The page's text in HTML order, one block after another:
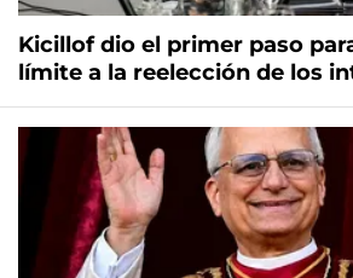
Kicillof dio el primer paso
límite a la reelección de los